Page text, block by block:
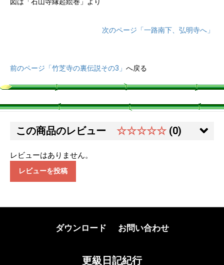
次のページ「一路南下、弘明寺へ」
前のページ「竹芝寺の裏伝説その3」 へ戻る
この商品のレビュー ☆☆☆☆☆ (0)
レビューはありません。
レビューを投稿
ダウンロード お問い合わせ
更級日記紀行